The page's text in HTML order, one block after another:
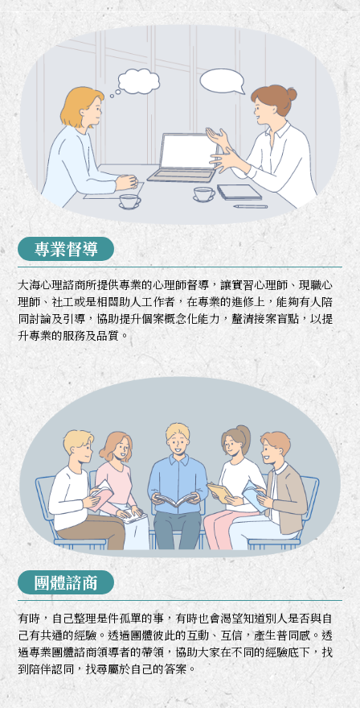
專業督導
大海心理諮商所提供專業的心理師督導，讓實習心理師、現職心
理師、社工或是相關助人工作者，在專業的進修上，能夠有人陪
同討論及引導，協助提升個案概念化能力，釐清接案盲點，以提
升專業的服務及品質。
團體諮商
有時，自己整理是件孤單的事，有時也會渴望知道別人是否與自
己有共通的經驗。透過團體彼此的互動、互信，產生普同感。透
過專業團體諮商領導者的帶領，協助大家在不同的經驗底下，找
到陪伴認同，找尋屬於自己的答案。